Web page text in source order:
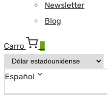
Newsletter
Blog
Carro
Español